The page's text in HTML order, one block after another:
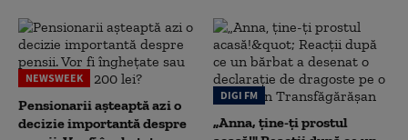
NEWSWEEK
Pensionarii așteaptă azi o
decizie importantă despre
DIGI FM
„Anna, ţine-ţi prostul